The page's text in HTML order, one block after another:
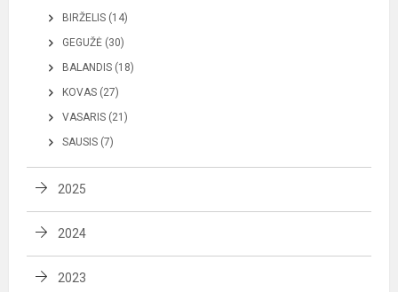
BIRŽELIS (14)
GEGUŽĖ (30)
BALANDIS (18)
KOVAS (27)
VASARIS (21)
SAUSIS (7)
2025
2024
2023